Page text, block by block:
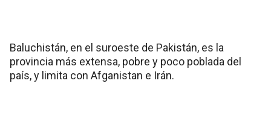
Baluchistán, en el suroeste de Pakistán, es la
provincia más extensa, pobre y poco poblada del
país, y limita con Afganistan e Irán.